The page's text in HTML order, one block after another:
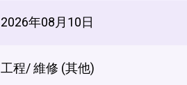
2026年08月10日
工程/ 維修 (其他)